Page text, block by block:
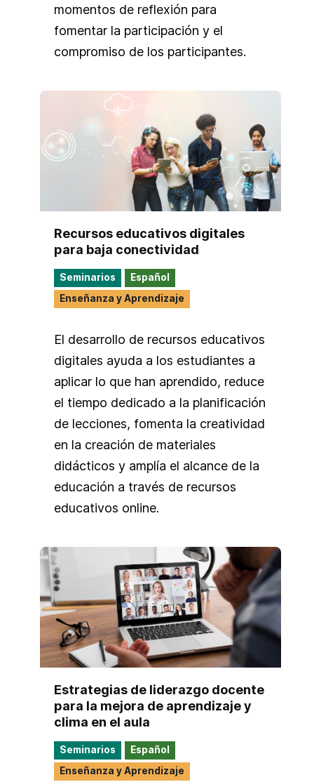
proyectos en RedColsi y ser miembro
activo de la comunidad Redolac.
Busco continuamente nuevos desafíos
profesionalmente en el campo de la
tecnología educativa y las TIC.
momentos de reflexión para
fomentar la participación y el
compromiso de los participantes.
Recursos educativos digitales
para baja conectividad
Seminarios
Español
Enseñanza y Aprendizaje
El desarrollo de recursos educativos
digitales ayuda a los estudiantes a
aplicar lo que han aprendido, reduce
el tiempo dedicado a la planificación
de lecciones, fomenta la creatividad
en la creación de materiales
didácticos y amplía el alcance de la
educación a través de recursos
educativos online.
Estrategias de liderazgo docente
para la mejora de aprendizaje y
clima en el aula
Seminarios
Español
Enseñanza y Aprendizaje